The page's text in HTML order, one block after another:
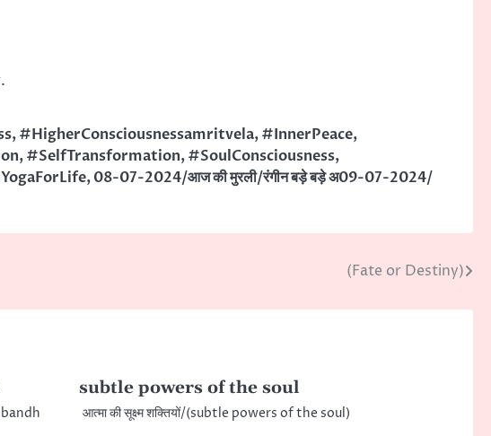
,#HigherConsciousnessamritvela,#InnerPeace,
,#SelfTransformation,#SoulConsciousness,
,08-07-2024/आज की मुरली/रंगीन बड़े बड़े अ09-07-2024/
(Fate or Destiny)
subtle powers of the soul
आत्मा की सूक्ष्म शक्तियों/(subtle powers of the soul)